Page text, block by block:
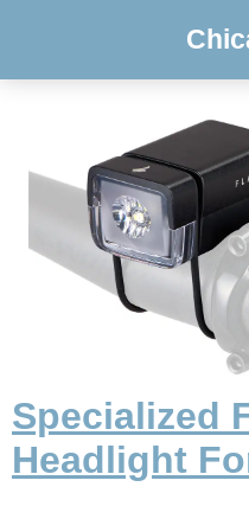
Specialized
Headlight